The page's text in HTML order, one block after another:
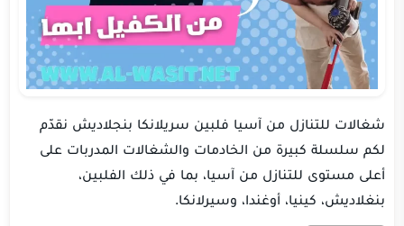
شغالات للتنازل من آسيا فلبين سريلانكا بنجلاديش نقدّم
لكم سلسلة كبيرة من الخادمات والشغالات المدربات على
أعلى مستوى للتنازل من آسيا، بما في ذلك الفلبين،
بنغلاديش، كينيا، أوغندا، وسيرلانكا.